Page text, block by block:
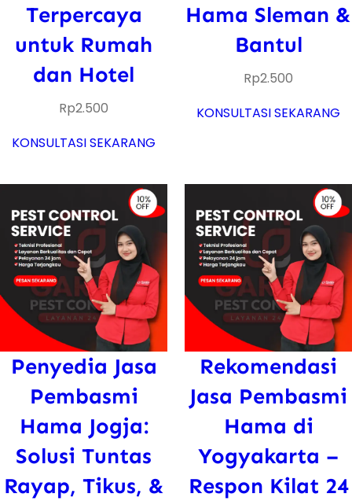
Terpercaya
untuk Rumah
dan Hotel
Rp2.500
KONSULTASI SEKARANG
Hama Sleman &
Bantul
Rp2.500
KONSULTASI SEKARANG
Penyedia Jasa
Pembasmi
Hama Jogja:
Solusi Tuntas
Rayap, Tikus, &
Rekomendasi
Jasa Pembasmi
Hama di
Yogyakarta –
Respon Kilat 24